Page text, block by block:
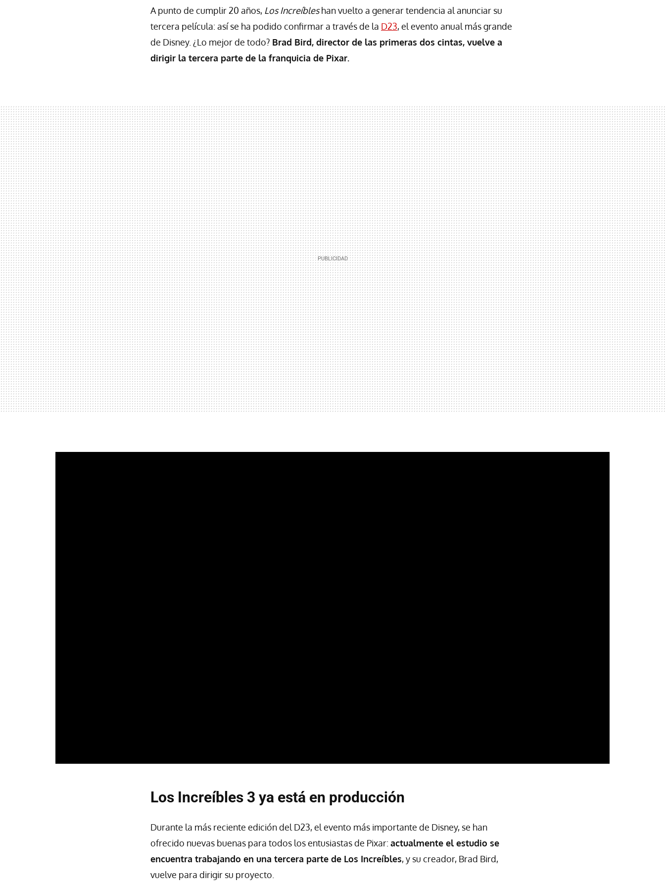
A punto de cumplir 20 años, Los Increíbleshan vuelto a generar tendencia al anunciar su
tercera película: así se ha podido confirmar a través de la D23, el evento anual más grande
de Disney. ¿Lo mejor de todo? Brad Bird, director de las primeras dos cintas, vuelve a
dirigir la tercera parte de la franquicia de Pixar.
Los Increíbles 3 ya está en producción
Durante la más reciente edición del D23, el evento más importante de Disney, se han
ofrecido nuevas buenas para todos los entusiastas de Pixar: actualmente el estudio se
encuentra trabajando en una tercera parte de Los Increíbles, y su creador, Brad Bird,
vuelve para dirigir su proyecto.